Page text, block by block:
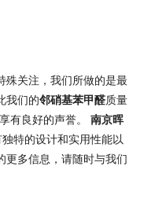
殊关注，我们所做的是最
我们的邻硝基苯甲醛质量
有良好的声誉。 南京晖
独特的设计和实用性能以
更多信息，请随时与我们